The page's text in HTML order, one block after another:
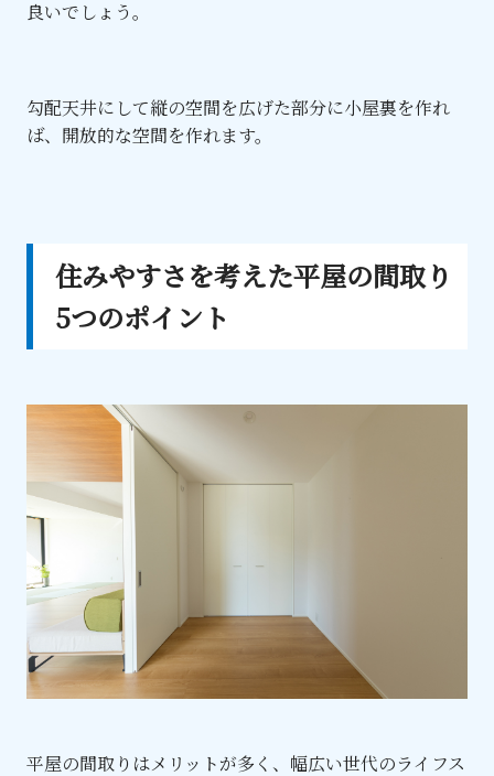
良いでしょう。
勾配天井にして縦の空間を広げた部分に小屋裏を作れ
ば、開放的な空間を作れます。
住みやすさを考えた平屋の間取り
5つのポイント
平屋の間取りはメリットが多く、幅広い世代のライフス